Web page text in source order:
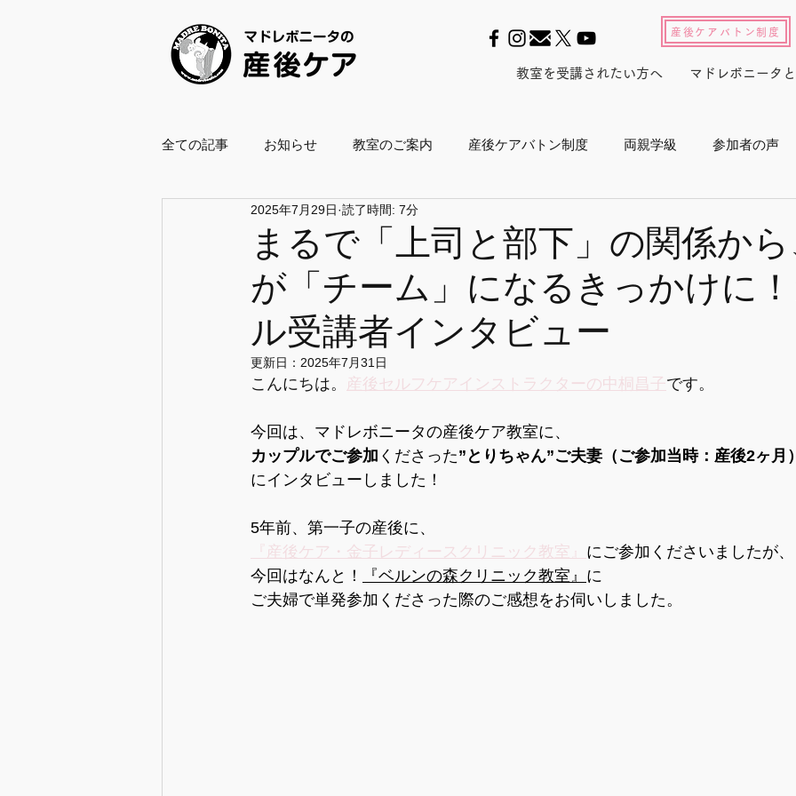
教室を受講されたい方へ マドレボニータ
産後ケアバトン制度
全ての記事 お知らせ 教室のご案内 産後ケアバトン制度 両親学級 参加者の声
養成スクール2021 養成スクール2022
ボールエクササイズ指導士 産後白書 会員活動 マドレジャーナル メルマガ
企業・自治体協働 復職支援プログラム
【情報】産後の生活の準備 啓発講座 【情報】赤ちゃんの状態
【情報】妊娠中の心と体
まるで「上司と部下」の関係か
が「チーム」になるきっかけに
ル受講者インタビュー
2025年7月29日 読了時間: 7分
更新日： 2025年7月31日
こんにちは。 産後セルフケアインストラクターの中桐昌子です。
今回は、マドレボニータの産後ケア教室に、
カップルでご参加 くださった”とりちゃん”ご夫妻（ご参加当時：産後2ヶ月）
にインタビューしました！
5年前、第一子の産後に、
『産後ケア・金子レディースクリニック教室』 にご参加くださいましたが、
今回はなんと！
『ベルンの森クリニック教室』 に
ご夫婦で単発参加くださった際のご感想をお伺いしました。